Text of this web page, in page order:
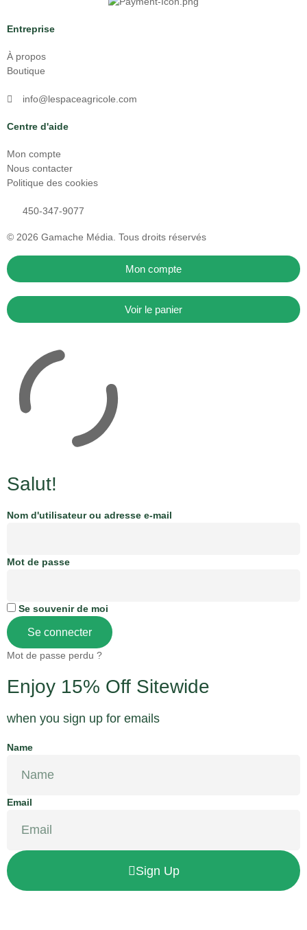
Entreprise
À propos
Boutique
info@lespaceagricole.com
Centre d'aide
Mon compte
Nous contacter
Politique des cookies
450-347-9077
© 2026 Gamache Média. Tous droits réservés
Mon compte
Voir le panier
Salut!
Nom d'utilisateur ou adresse e-mail
Mot de passe
Se souvenir de moi
Se connecter
Mot de passe perdu ?
Enjoy 15% Off Sitewide
when you sign up for emails
Name
Email
Sign Up